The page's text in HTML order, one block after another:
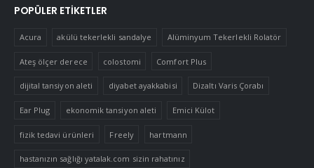
POPÜLER ETIKETLER
Acura akülü tekerlekli sandalye Alüminyum Tekerlekli Rolatör
Ateş ölçer derece colostomi Comfort Plus
dijital tansiyon aleti diyabet ayakkabisi Dizaltı Varis Çorabı
Ear Plug ekonomik tansiyon aleti Emici Külot
fizik tedavi ürünleri Freely hartmann
hastanızın sağlığı yatalak.com sizin rahatınız